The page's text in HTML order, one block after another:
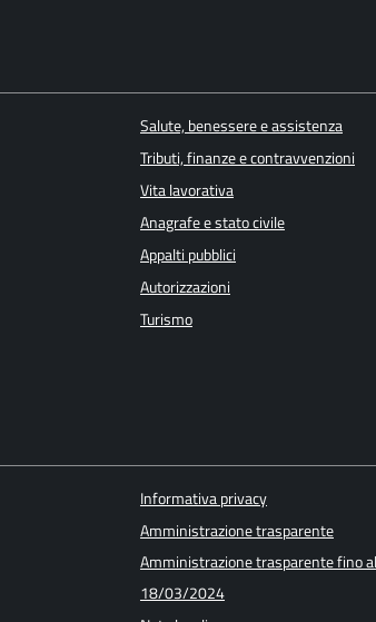
Salute, benessere e assistenza
Tributi, finanze e contravvenzioni
Vita lavorativa
Anagrafe e stato civile
Appalti pubblici
Autorizzazioni
Turismo
Informativa privacy
Amministrazione trasparente
Amministrazione trasparente fino al
18/03/2024